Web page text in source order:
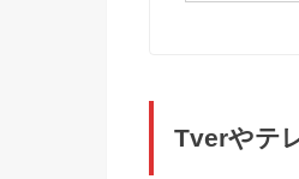
Tverやテ